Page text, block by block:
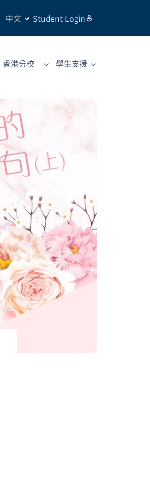
中文 Student Login
香港分校 學生支援